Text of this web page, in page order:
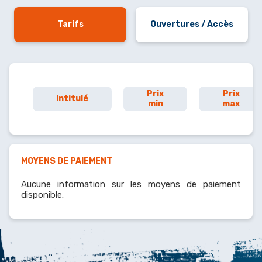
Tarifs Ouvertures / Accès
Intitulé
Prix
min
Prix
max
MOYENS DE PAIEMENT
Aucune information sur les moyens de paiement
disponible.